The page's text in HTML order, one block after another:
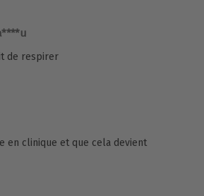
de respirer
en clinique et que cela devient